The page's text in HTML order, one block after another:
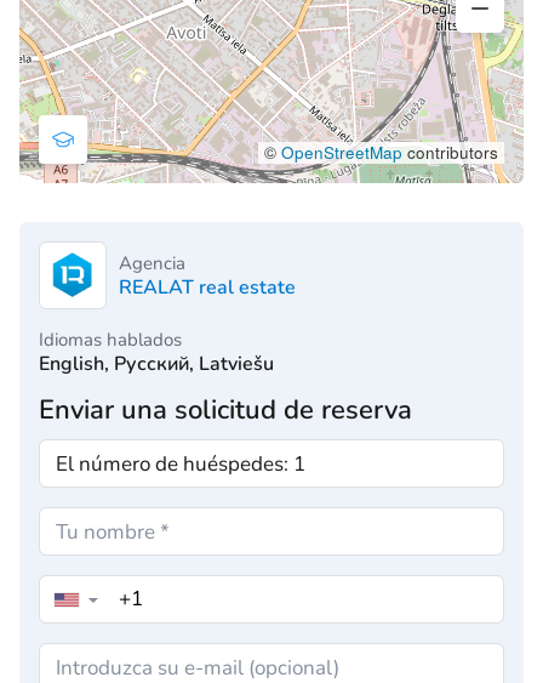
© OpenStreetMap contributors
Agencia
REALAT real estate
Idiomas hablados
English, Русский, Latviešu
Enviar una solicitud de reserva
▼